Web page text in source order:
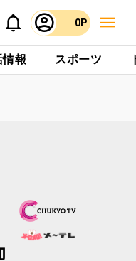
0P
報 スポーツ